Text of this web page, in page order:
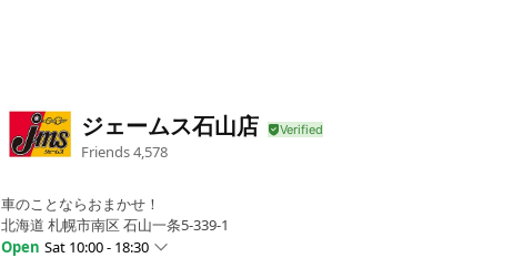
ジェームス石山店
Friends4,578
車のことならおまかせ！
北海道 札幌市南区 石山一条5-339-1
Open Sat 10:00 - 18:30